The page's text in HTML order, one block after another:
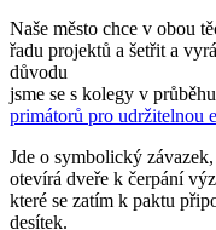
Naše město chce v obou
řadu projektů a šetřit a
důvodu
jsme se s kolegy v
primátorů pro udržitelnou
Jde o symbolický
otevírá dveře k čerpání
které se zatím k paktu
desítek.